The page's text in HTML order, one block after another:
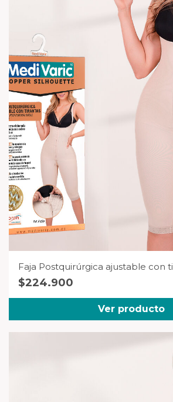
Faja Postquirúrgica ajustable con
$224.900
Ver producto